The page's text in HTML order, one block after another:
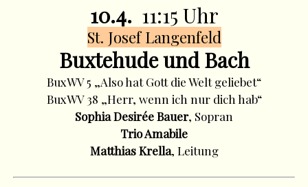
10.4. 11:15 Uhr
St. Josef Langenfeld
Buxtehude und Bach
BuxWV 5 „Also hat Gott die Welt geliebet“
BuxWV 38 „Herr, wenn ich nur dich hab“
Sophia Desirée Bauer, Sopran
Trio Amabile
Matthias Krella, Leitung